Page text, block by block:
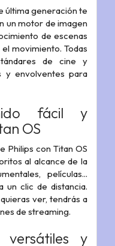
última generación te
un motor de imagen
de escenas
movimiento. Todas
de cine y
y envolventes para
fácil y
OS
Philips con Titan OS
al alcance de la
películas...
un clic de distancia.
ver, tendrás a
de streaming.
versátiles y